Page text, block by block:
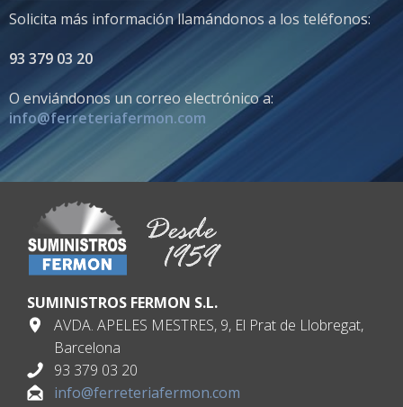
Solicita más información llamándonos a los teléfonos:
93 379 03 20
O enviándonos un correo electrónico a:
info@ferreteriafermon.com
SUMINISTROS FERMON S.L.
AVDA. APELES MESTRES, 9, El Prat de Llobregat,
Barcelona
93 379 03 20
info@ferreteriafermon.com